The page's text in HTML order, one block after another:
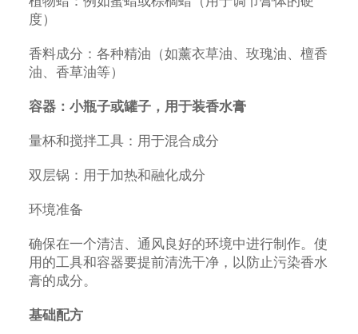
度）
香料成分：各种精油（如薰衣草油、玫瑰油、檀香
油、香草油等）
容器：小瓶子或罐子，用于装香水膏
量杯和搅拌工具：用于混合成分
双层锅：用于加热和融化成分
环境准备
确保在一个清洁、通风良好的环境中进行制作。使
用的工具和容器要提前清洗干净，以防止污染香水
膏的成分。
基础配方